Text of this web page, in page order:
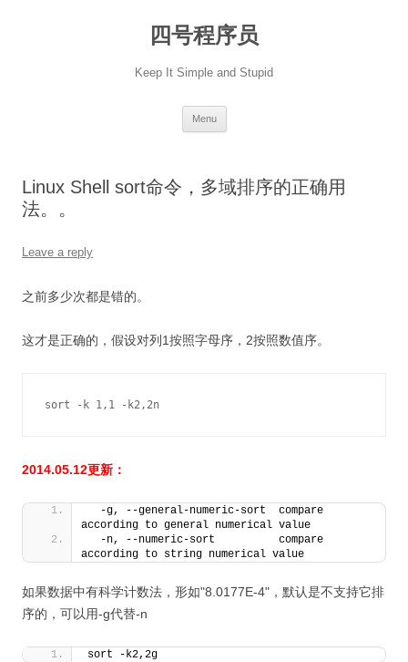
四号程序员
Keep It Simple and Stupid
Menu
Linux Shell sort命令，多域排序的正确用
法。。
Leave a reply
之前多少次都是错的。
这才是正确的，假设对列1按照字母序，2按照数值序。
sort -k 1,1 -k2,2n
2014.05.12更新：
  -g, --general-numeric-sort  compare
according to general numerical value
  -n, --numeric-sort          compare
according to string numerical value
如果数据中有科学计数法，形如"8.0177E-4"，默认是不支持它排
序的，可以用-g代替-n
sort -k2,2g